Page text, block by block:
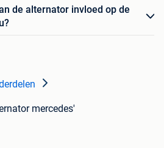
de alternator invloed op de
mercedes'